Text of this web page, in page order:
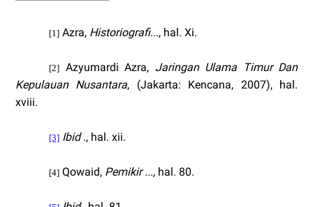
[1] Azra, Historiografi..., hal. Xi.
[2] Azyumardi Azra, Jaringan Ulama Timur Dan
Kepulauan Nusantara, (Jakarta: Kencana, 2007), hal.
xviii.
[3] Ibid., hal. xii.
[4] Qowaid, Pemikir ..., hal. 80.